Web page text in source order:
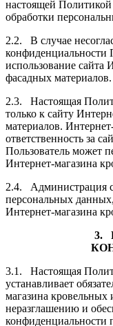
настоящей
обработки
2.2. В случае
конфиденциальности
использование сайта
фасадных материалов.
2.3. Настоящая
только к сайту
материалов.
ответственность за
Пользователь может
Интернет-магазина
2.4. Администрация
персональных
Интернет-магазина
3.
3.1. Настоящая
устанавливает
магазина кровельных
неразглашению и
конфиденциальности